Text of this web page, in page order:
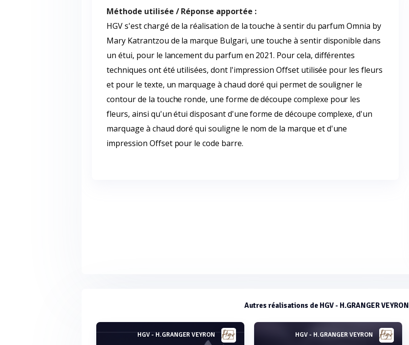
Méthode utilisée / Réponse apportée :
HGV s'est chargé de la réalisation de la touche à sentir du parfum Omnia by
Mary Katrantzou de la marque Bulgari, une touche à sentir disponible dans
un étui, pour le lancement du parfum en 2021. Pour cela, différentes
techniques ont été utilisées, dont l'impression Offset utilisée pour les fleurs
et pour le texte, un marquage à chaud doré qui permet de souligner le
contour de la touche ronde, une forme de découpe complexe pour les
fleurs, ainsi qu'un étui disposant d'une forme de découpe complexe, d'un
marquage à chaud doré qui souligne le nom de la marque et d'une
impression Offset pour le code barre.
Autres réalisations de HGV - H.GRANGER VEYRON
HGV - H.GRANGER VEYRON HGV - H.GRANGER VEYRON